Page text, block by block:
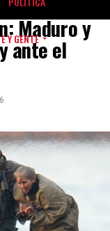
Y GENTE
Maduro y
ante el